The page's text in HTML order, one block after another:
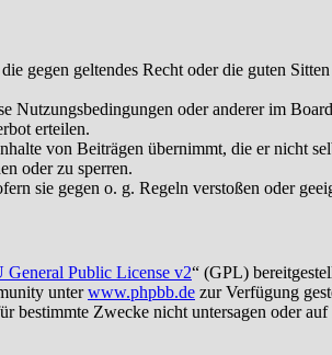
gegen geltendes Recht oder die guten
Nutzungsbedingungen oder anderer im
erteilen.
von Beiträgen übernimmt, die er nicht
oder zu sperren.
sie gegen o. g. Regeln verstoßen oder
General Public License v2“ (GPL)
unterwww.phpbb.de zur Verfügung
Zwecke nicht untersagen oder